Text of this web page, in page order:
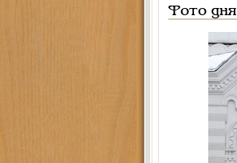
Фото дня